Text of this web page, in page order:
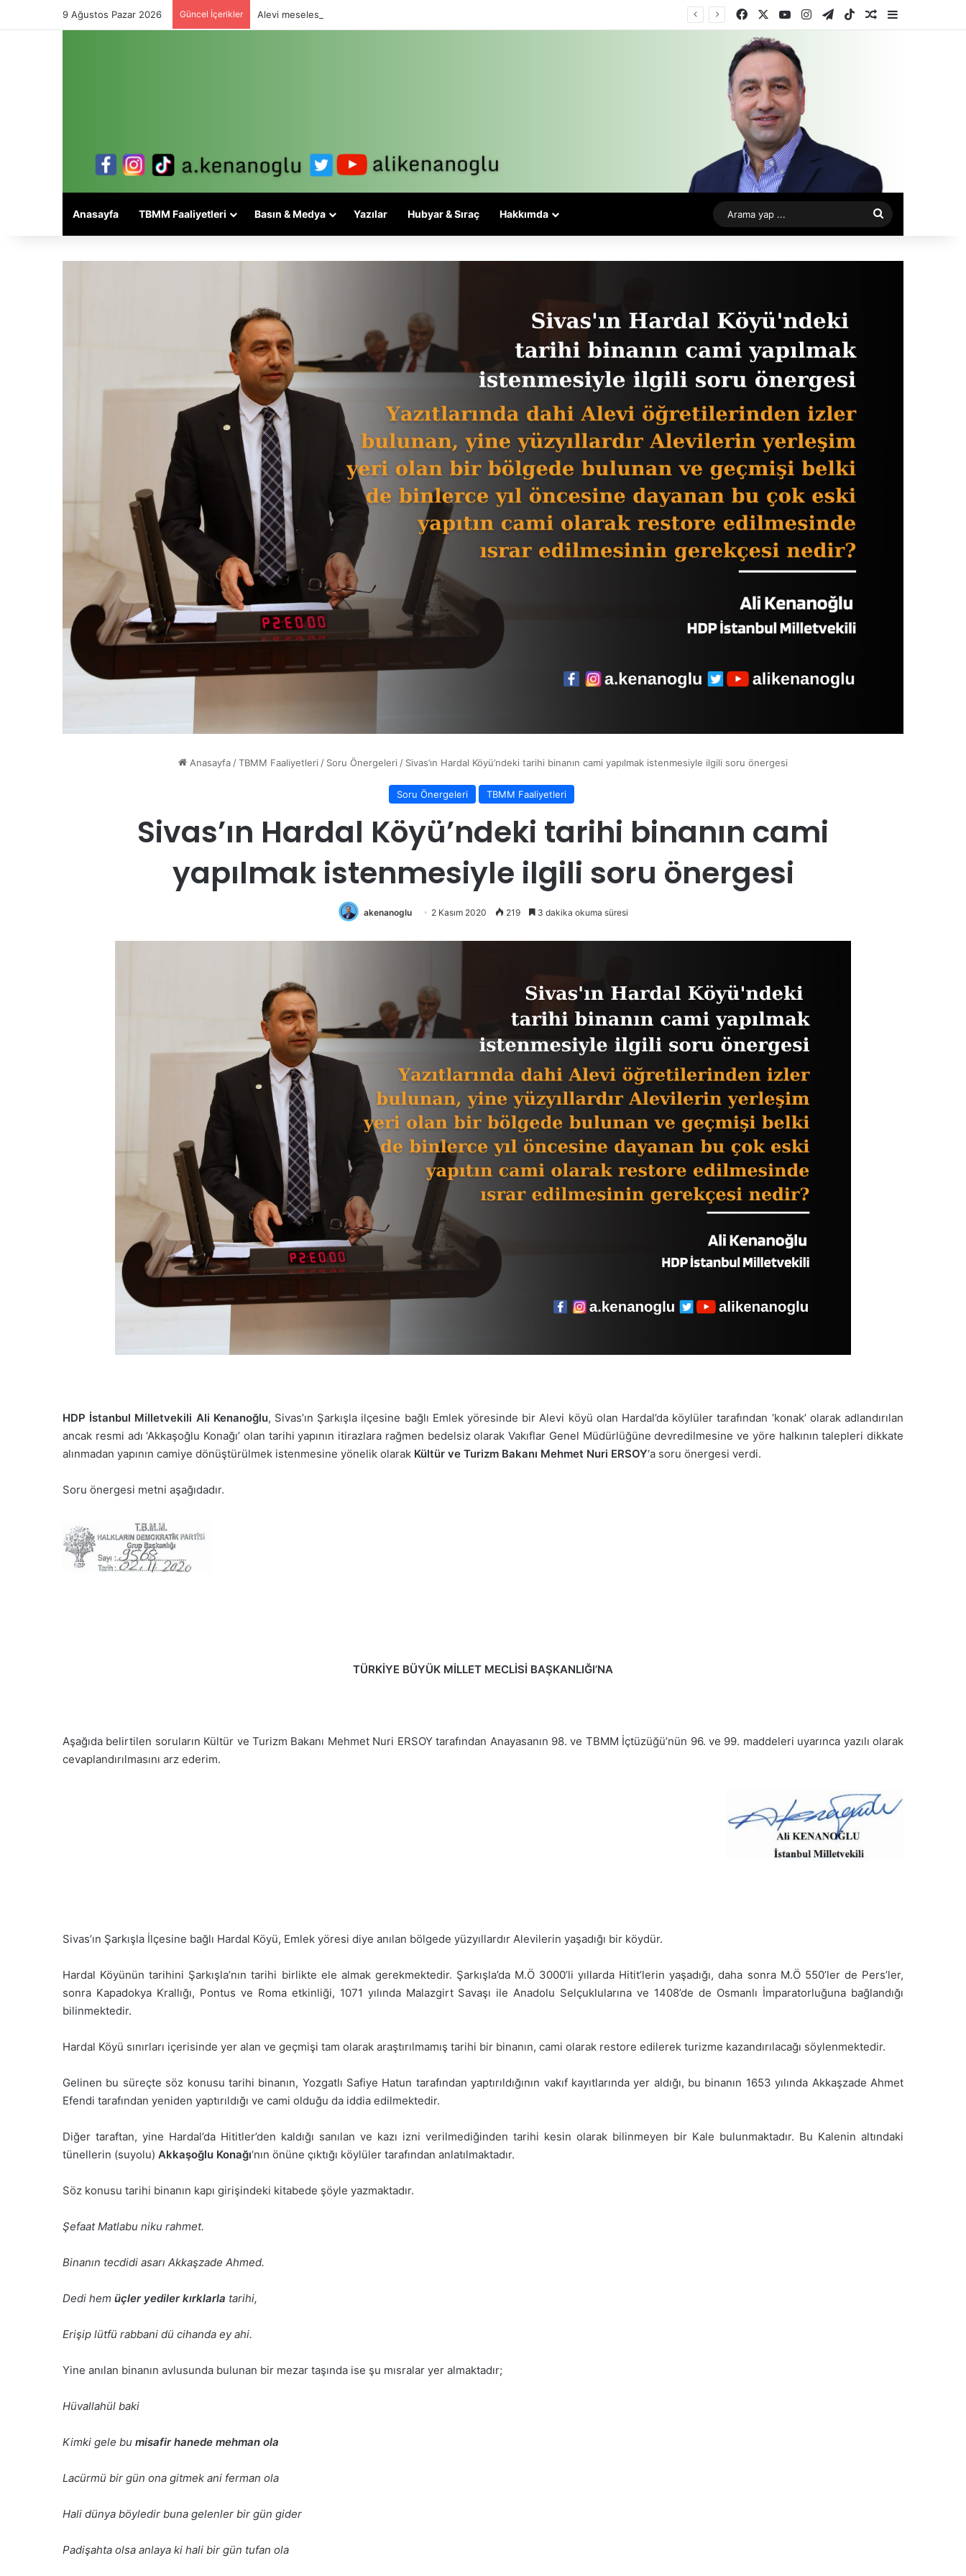
9 Ağustos Pazar 2026 Güncel İçerikler Alevi meselesi 3-5 valiyle çözülmez, bu bir eşit yurttaşlık sorunudur! FacebookYouTubeInstagram
TelegramTikTokRastgele Makale
Kenar
Anasayfa TBMM Faaliyetleri Basın & Medya Yazılar Hubyar & Sıraç Hakkımda
Arama
yap
...
Anasayfa /TBMM Faaliyetleri / Soru Önergeleri / Sivas’ın Hardal Köyü’ndeki tarihi binanın cami yapılmak istenmesiyle ilgili soru önergesi
Soru Önergeleri TBMM Faaliyetleri
Sivas’ın Hardal Köyü’ndeki tarihi binanın cami
yapılmak istenmesiyle ilgili soru önergesi
akenanoglu 2 Kasım 2020 219 3 dakika okuma süresi
HDP İstanbul Milletvekili Ali Kenanoğlu, Sivas’ın Şarkışla ilçesine bağlı Emlek yöresinde bir Alevi köyü olan Hardal’da köylüler tarafından ‘konak’ olarak adlandırılan
ancak resmi adı ‘Akkaşoğlu Konağı’ olan tarihi yapının itirazlara rağmen bedelsiz olarak Vakıflar Genel Müdürlüğüne devredilmesine ve yöre halkının talepleri dikkate
alınmadan yapının camiye dönüştürülmek istenmesine yönelik olarak Kültür ve Turizm Bakanı Mehmet Nuri ERSOY‘a soru önergesi verdi.
Soru önergesi metni aşağıdadır.
TÜRKİYE BÜYÜK MİLLET MECLİSİ BAŞKANLIĞI’NA
Aşağıda belirtilen soruların Kültür ve Turizm Bakanı Mehmet Nuri ERSOY tarafından Anayasanın 98. ve TBMM İçtüzüğü’nün 96. ve 99. maddeleri uyarınca yazılı olarak
cevaplandırılmasını arz ederim.
Sivas’ın Şarkışla İlçesine bağlı Hardal Köyü, Emlek yöresi diye anılan bölgede yüzyıllardır Alevilerin yaşadığı bir köydür.
Hardal Köyünün tarihini Şarkışla’nın tarihi birlikte ele almak gerekmektedir. Şarkışla’da M.Ö 3000’li yıllarda Hitit’lerin yaşadığı, daha sonra M.Ö 550’ler de Pers’ler,
sonra Kapadokya Krallığı, Pontus ve Roma etkinliği, 1071 yılında Malazgirt Savaşı ile Anadolu Selçuklularına ve 1408’de de Osmanlı İmparatorluğuna bağlandığı
bilinmektedir.
Hardal Köyü sınırları içerisinde yer alan ve geçmişi tam olarak araştırılmamış tarihi bir binanın, cami olarak restore edilerek turizme kazandırılacağı söylenmektedir.
Gelinen bu süreçte söz konusu tarihi binanın, Yozgatlı Safiye Hatun tarafından yaptırıldığının vakıf kayıtlarında yer aldığı, bu binanın 1653 yılında Akkaşzade Ahmet
Efendi tarafından yeniden yaptırıldığı ve cami olduğu da iddia edilmektedir.
Diğer taraftan, yine Hardal’da Hititler’den kaldığı sanılan ve kazı izni verilmediğinden tarihi kesin olarak bilinmeyen bir Kale bulunmaktadır. Bu Kalenin altındaki
tünellerin (suyolu) Akkaşoğlu Konağı‘nın önüne çıktığı köylüler tarafından anlatılmaktadır.
Söz konusu tarihi binanın kapı girişindeki kitabede şöyle yazmaktadır.
Şefaat Matlabu niku rahmet.
Binanın tecdidi asarı Akkaşzade Ahmed.
Dedi hem üçler yediler kırklarla tarihi,
Erişip lütfü rabbani dü cihanda ey ahi.
Yine anılan binanın avlusunda bulunan bir mezar taşında ise şu mısralar yer almaktadır;
Hüvallahül baki
Kimki gele bu misafir hanede mehman ola
Lacürmü bir gün ona gitmek ani ferman ola
Hali dünya böyledir buna gelenler bir gün gider
Padişahta olsa anlaya ki hali bir gün tufan ola